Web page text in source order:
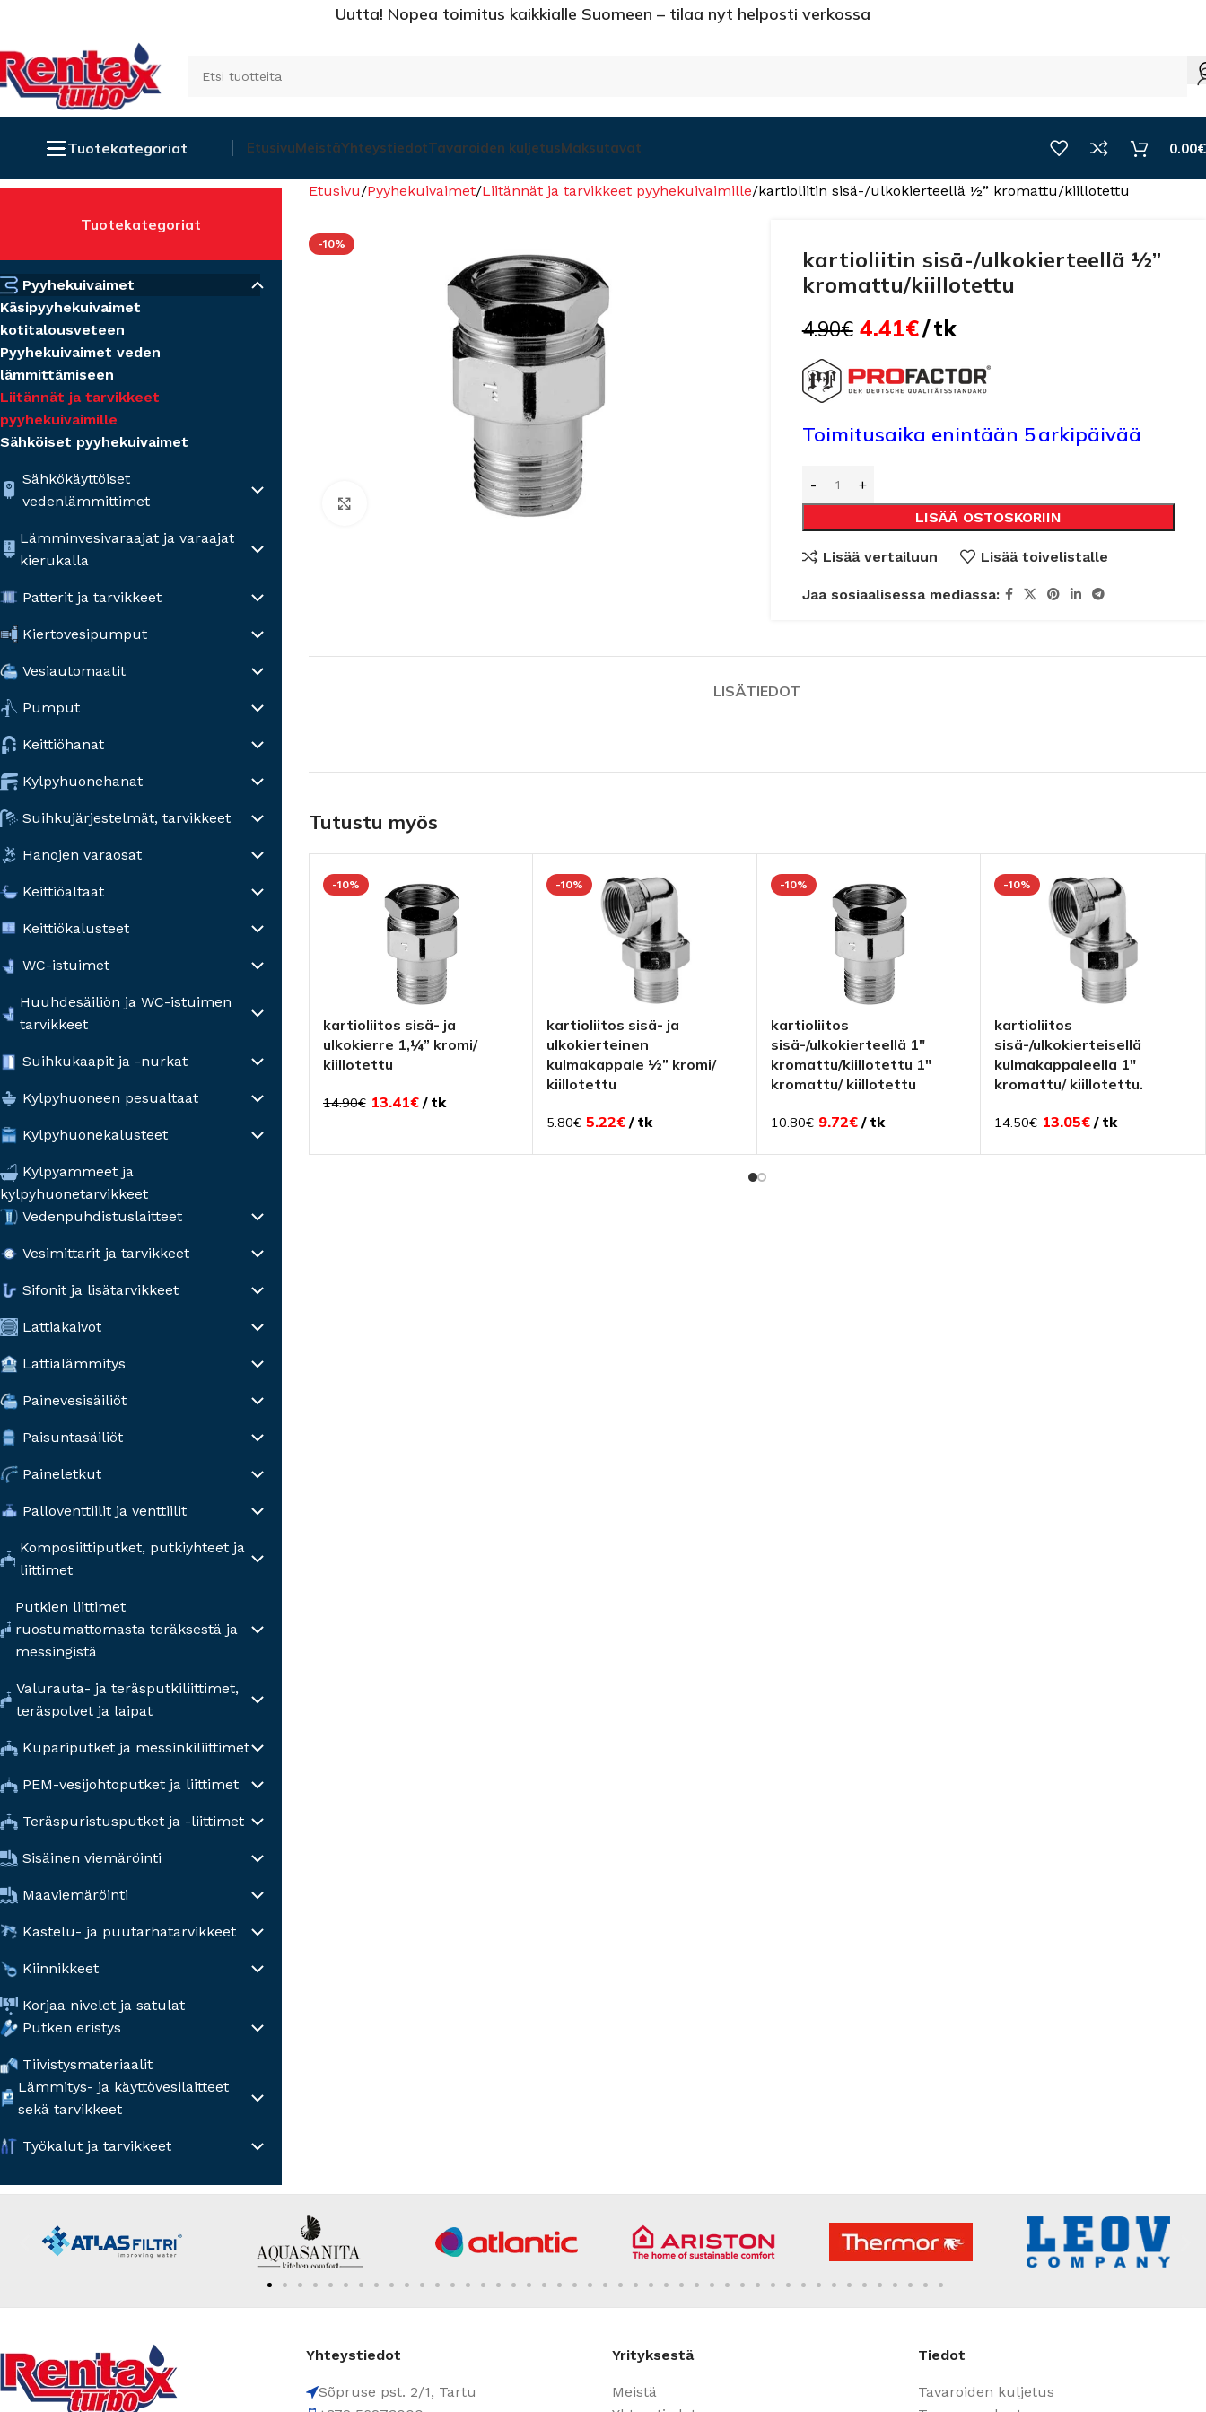
Uutta! Nopea toimitus kaikkialle Suomeen – tilaa nyt helposti verkossa
Tuotekategoriat EtusivuMeistäYhteystiedotTavaroiden kuljetusMaksutavat 0.00€
Tuotekategoriat
Sähkökäyttöiset
vedenlämmittimet
Lämminvesivaraajat ja varaajat
kierukalla
Patterit ja tarvikkeet
Kiertovesipumput
Vesiautomaatit
Pumput
Keittiöhanat
Kylpyhuonehanat
Suihkujärjestelmät, tarvikkeet
Hanojen varaosat
Keittiöaltaat
Keittiökalusteet
WC-istuimet
Huuhdesäiliön ja WC-istuimen
tarvikkeet
Suihkukaapit ja -nurkat
Kylpyhuoneen pesualtaat
Kylpyhuonekalusteet
Kylpyammeet ja
kylpyhuonetarvikkeet
Vedenpuhdistuslaitteet
Vesimittarit ja tarvikkeet
Sifonit ja lisätarvikkeet
Lattiakaivot
Lattialämmitys
Painevesisäiliöt
Paisuntasäiliöt
Paineletkut
Palloventtiilit ja venttiilit
Komposiittiputket, putkiyhteet ja
liittimet
Putkien liittimet
ruostumattomasta teräksestä ja
messingistä
Valurauta- ja teräsputkiliittimet,
teräspolvet ja laipat
Kupariputket ja messinkiliittimet
PEM-vesijohtoputket ja liittimet
Teräspuristusputket ja -liittimet
Sisäinen viemäröinti
Maaviemäröinti
Kastelu- ja puutarhatarvikkeet
Kiinnikkeet
Korjaa nivelet ja satulat
Putken eristys
Tiivistysmateriaalit
Pyyhekuivaimet
Käsipyyhekuivaimet
kotitalousveteen
Pyyhekuivaimet veden
lämmittämiseen
Liitännät ja tarvikkeet
pyyhekuivaimille
Sähköiset pyyhekuivaimet
Lämmitys- ja käyttövesilaitteet
sekä tarvikkeet
Työkalut ja tarvikkeet
Etusivu Pyyhekuivaimet Liitännät ja tarvikkeet pyyhekuivaimille kartioliitin sisä-/ulkokierteellä ½” kromattu/kiillotettu
-10%
kartioliitin sisä-/ulkokierteellä ½”
kromattu/kiillotettu
4.90€ 4.41€ tk
Toimitusaika enintään 5 arkipäivää
LISÄÄ OSTOSKORIIN
Lisää vertailuun Lisää toivelistalle
Jaa sosiaalisessa mediassa:
LISÄTIEDOT
Tutustu myös
-10%
kartioliitos sisä- ja
ulkokierre 1,¼” kromi/
kiillotettu
14.90€ 13.41€ tk
-10%
kartioliitos sisä- ja
ulkokierteinen
kulmakappale ½” kromi/
kiillotettu
5.80€ 5.22€ tk
-10%
kartioliitos
sisä-/ulkokierteellä 1″
kromattu/kiillotettu 1″
kromattu/ kiillotettu
10.80€ 9.72€ tk
-10%
kartioliitos
sisä-/ulkokierteisellä
kulmakappaleella 1″
kromattu/ kiillotettu.
14.50€ 13.05€ tk
Yhteystiedot
Sõpruse pst. 2/1, Tartu
Yrityksestä
Meistä
Tiedot
Tavaroiden kuljetus